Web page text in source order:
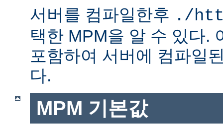
서버를 컴파일한후 ./
택한 MPM을 알 수 있다.
포함하여 서버에 컴파일
다.
MPM 기본값